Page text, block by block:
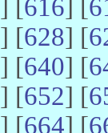
] [616] [
] [628] [
] [640] [
] [652] [
] [664] [